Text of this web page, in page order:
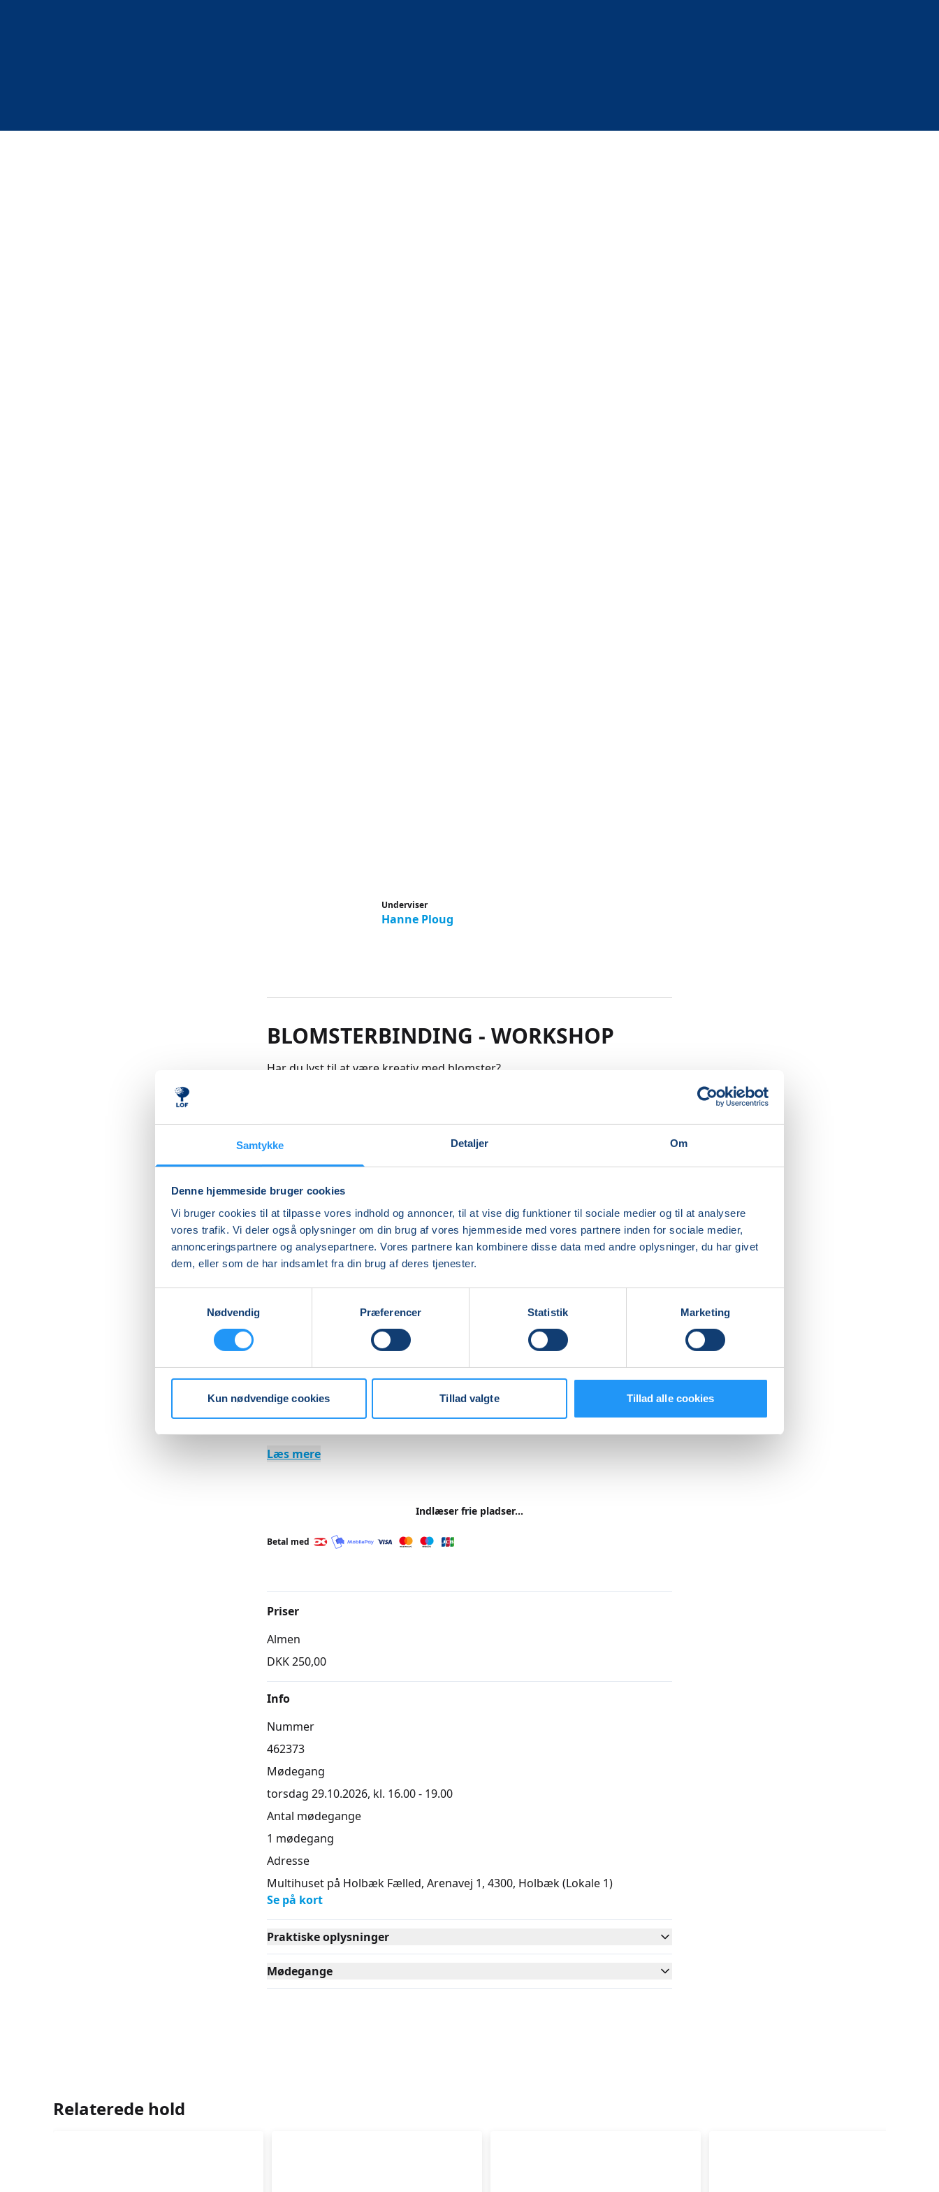
Samtykke Detaljer Om
Denne hjemmeside bruger cookies
Vi bruger cookies til at tilpasse vores indhold og annoncer, til at vise dig funktioner til sociale medier og til at analysere
vores trafik. Vi deler også oplysninger om din brug af vores hjemmeside med vores partnere inden for sociale medier,
annonceringspartnere og analysepartnere. Vores partnere kan kombinere disse data med andre oplysninger, du har givet
dem, eller som de har indsamlet fra din brug af deres tjenester.
Nødvendig
Præferencer Statistik Marketing
Kun nødvendige cookies Tillad valgte Tillad alle cookies
Underviser
Hanne Ploug
BLOMSTERBINDING - WORKSHOP
Har du lyst til at være kreativ med blomster?
Du medbringer blomster og grønt, som passer hos dig. Jeg underviser dig i,
hvordan du binder en buket, og en krans, eller laver en smuk dekoration til
bordet.
Jeg bruger fortrinsvis materialer hentet fra naturen, når det er muligt, og
supplerer op med blomster og tilbehør fra grossister.
Du kan bestille nogle varer hos mig, og jeg laver forslag til inspiration, som
jeg sender til dig, inden vi starter op. Du er også velkommen til at
Medbring skarp kniv og saks, som må klippe i metal. Resten aftaler vi, når vi
Medbring gerne kaffe eller te, som vi drikker, men vi arbejder.
Læs mere
Indlæser frie pladser...
Betal med
Priser
Almen
DKK 250,00
Info
Nummer
462373
Mødegang
torsdag 29.10.2026, kl. 16.00 - 19.00
Antal mødegange
1 mødegang
Adresse
Multihuset på Holbæk Fælled, Arenavej 1, 4300, Holbæk(Lokale 1)
Se på kort
Praktiske oplysninger
Mødegange
Relaterede hold